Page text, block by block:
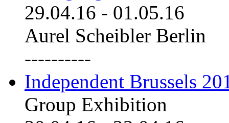
29.04.16 - 01.05.16
Aurel Scheibler Berlin
----------
Independent Brussels
Group Exhibition